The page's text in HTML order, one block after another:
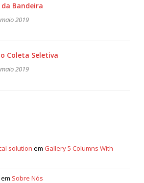
da Bandeira
2019
Coleta Seletiva
2019
solution em Gallery 5 Columns With
em Sobre Nós